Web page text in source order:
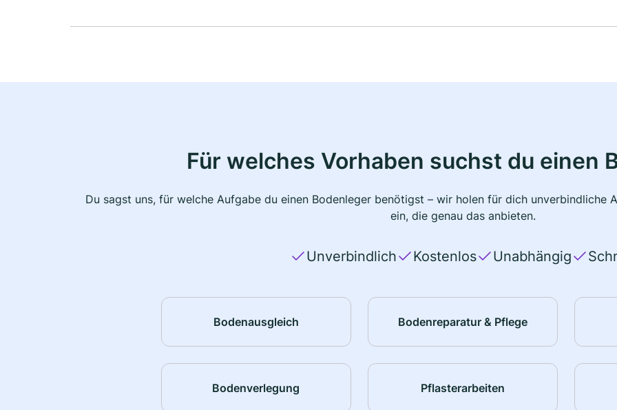
Für welches Vorhaben suchst du einen
Du sagst uns, für welche Aufgabe du einen Bodenleger benötigst – wir holen für dich unverbindliche
ein, die genau das anbieten.
Unverbindlich Kostenlos Unabhängig
Bodenausgleich Bodenreparatur & Pflege
Bodenverlegung Pflasterarbeiten